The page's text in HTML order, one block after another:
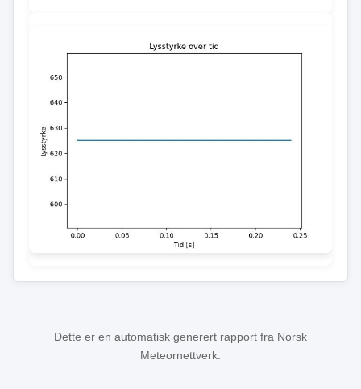
Dette er en automatisk generert rapport fra Norsk
Meteornettverk.